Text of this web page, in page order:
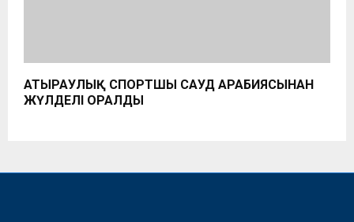
АТЫРАУЛЫҚ СПОРТШЫ САУД АРАБИЯСЫНАН
ЖҮЛДЕЛІ ОРАЛДЫ